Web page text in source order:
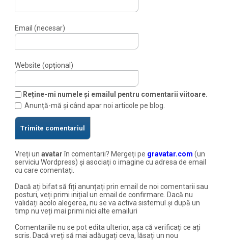
Email (necesar)
Website (opțional)
Reține-mi numele și emailul pentru comentarii viitoare.
Anunță-mă și când apar noi articole pe blog.
Vreți unavatarîn comentarii? Mergeți pe gravatar.com (un
serviciu Wordpress) și asociați o imagine cu adresa de email
cu care comentați.
Dacă ați bifat să fiți anunțați prin email de noi comentarii sau
posturi, veți primi inițial un email de confirmare. Dacă nu
validați acolo alegerea, nu se va activa sistemul și după un
timp nu veți mai primi nici alte emailuri
Comentariile nu se pot edita ulterior, așa că verificați ce ați
scris. Dacă vreți să mai adăugați ceva, lăsați un nou